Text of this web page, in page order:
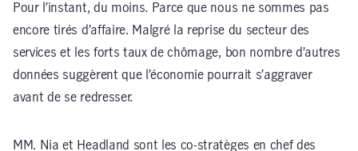
Pour l’instant, du moins. Parce que nous ne sommes pas
encore tirés d’affaire. Malgré la reprise du secteur des
services et les forts taux de chômage, bon nombre d’autres
données suggèrent que l’économie pourrait s’aggraver
avant de se redresser.
MM. Nia et Headland sont les co-stratèges en chef des